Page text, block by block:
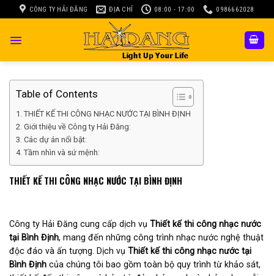
to
CÔNG TY HẢI ĐĂNG ĐỊA CHỈ 08:00 - 17:00 0986662028
Table of Contents
THIẾT KẾ THI CÔNG NHẠC NƯỚC TẠI BÌNH ĐỊNH
Giới thiệu về Công ty Hải Đăng:
Các dự án nổi bật:
Tầm nhìn và sứ mệnh:
THIẾT KẾ THI CÔNG NHẠC NƯỚC TẠI BÌNH ĐỊNH
Công ty Hải Đăng cung cấp dịch vụ Thiết kế thi công nhạc nước
tại Bình Định, mang đến những công trình nhạc nước nghệ thuật
độc đáo và ấn tượng. Dịch vụ Thiết kế thi công nhạc nước tại
Bình Định của chúng tôi bao gồm toàn bộ quy trình từ khảo sát,